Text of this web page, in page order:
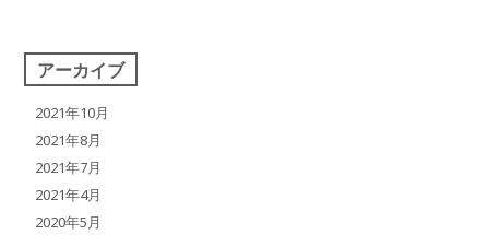
アーカイブ
2021年10月
2021年8月
2021年7月
2021年4月
2020年5月